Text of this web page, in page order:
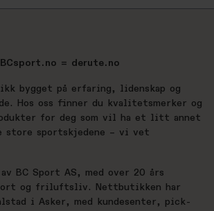
= derute.no
bygget på erfaring, lidenskap og
Hos oss finner du kvalitetsmerker og
for deg som vil ha et litt annet
store sportskjedene – vi vet
BC Sport AS, med over 20 års
og friluftsliv. Nettbutikken har
i Asker, med kundesenter, pick-